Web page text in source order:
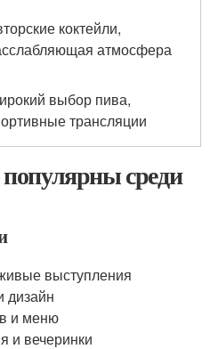
коктейли,
атмосфера
выбор пива,
трансляции
среди
выступления
дизайн
и меню
и вечеринки